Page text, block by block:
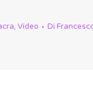
, Video Di